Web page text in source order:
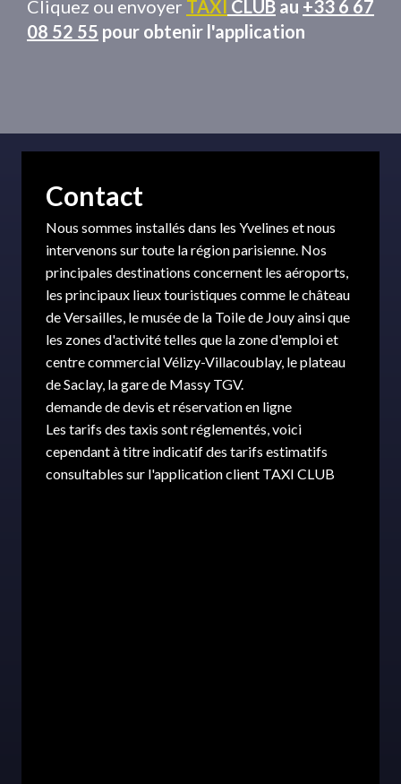
Cliquez ou envoyer TAXI CLUB au +33 6 67
08 52 55 pour obtenir l'application
Contact
Nous sommes installés dans les Yvelines et nous
intervenons sur toute la région parisienne. Nos
principales destinations concernent les aéroports,
les principaux lieux touristiques comme le château
de Versailles, le musée de la Toile de Jouy ainsi que
les zones d'activité telles que la zone d'emploi et
centre commercial Vélizy-Villacoublay, le plateau
de Saclay, la gare de Massy TGV.
demande de devis et réservation en ligne
Les tarifs des taxis sont réglementés, voici
cependant à titre indicatif des tarifs estimatifs
consultables sur l'application client TAXI CLUB